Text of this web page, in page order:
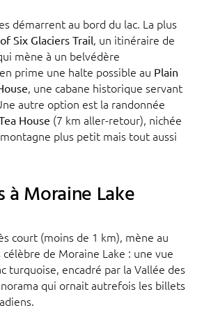
démarrent au bord du lac. La plus
Six Glaciers Trail, un itinéraire de
mène à un belvédère
prime une halte possible au Plain
, une cabane historique servant
autre option est la randonnée
House (7 km aller-retour), nichée
plus petit mais tout aussi
à Moraine Lake
court (moins de 1 km), mène au
de Moraine Lake : une vue
turquoise, encadré par la Vallée des
qui ornait autrefois les billets